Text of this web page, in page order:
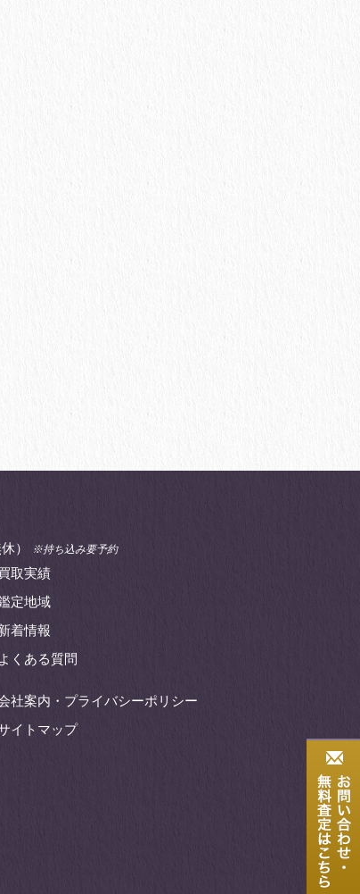
） ※持ち込み要予約
取実績
定地域
着情報
よくある質問
社案内・プライバシーポリシー
イトマップ